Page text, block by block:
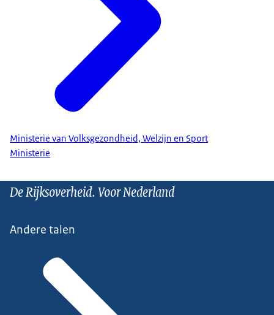
Ministerie van Volksgezondheid, Welzijn en Sport
Ministerie
De Rijksoverheid. Voor Nederland
Andere talen